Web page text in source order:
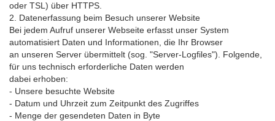
oder TSL) über HTTPS.
2. Datenerfassung beim Besuch unserer Website
Bei jedem Aufruf unserer Webseite erfasst unser System
automatisiert Daten und Informationen, die Ihr Browser
an unseren Server übermittelt (sog. "Server-Logfiles"). Folgende,
für uns technisch erforderliche Daten werden
dabei erhoben:
- Unsere besuchte Website
- Datum und Uhrzeit zum Zeitpunkt des Zugriffes
- Menge der gesendeten Daten in Byte